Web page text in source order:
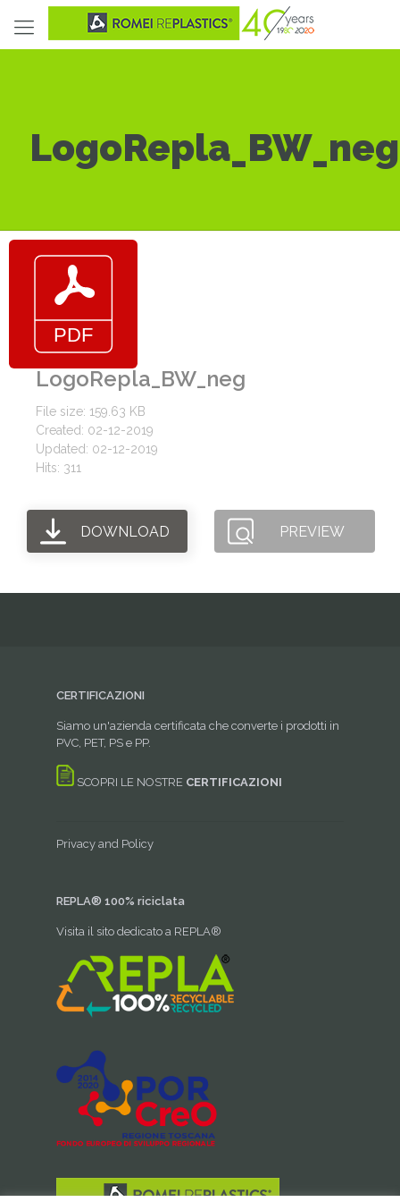
LogoRepla_BW_neg
LogoRepla_BW_neg
File size: 159.63 KB
Created: 02-12-2019
Updated: 02-12-2019
Hits: 311
DOWNLOAD PREVIEW
CERTIFICAZIONI
Siamo un'azienda certificata che converte i prodotti in
PVC, PET, PS e PP.
SCOPRI LE NOSTRE CERTIFICAZIONI
Privacy and Policy
REPLA® 100% riciclata
Visita il sito dedicato a REPLA®